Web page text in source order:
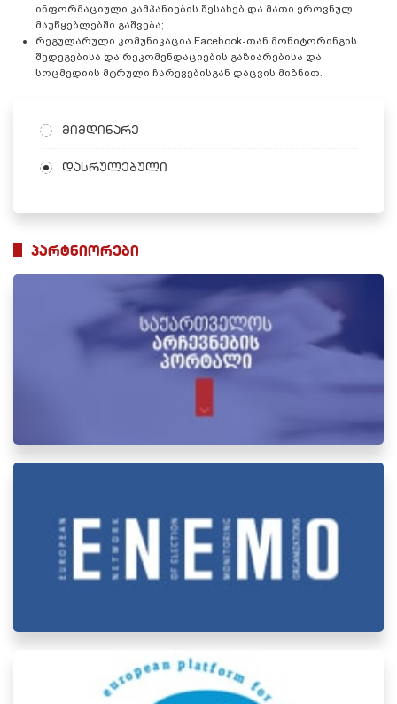
ინფორმაციული კამპანიების შესახებ და მათი ეროვნულ
მაუწყებლებში გაშვება;
რეგულარული კომუნიკაცია Facebook-თან მონიტორინგის
შედეგებისა და რეკომენდაციების გაზიარებისა და
სოცმედიის მტრული ჩარევებისგან დაცვის მიზნით.
მიმდინარე
დასრულებული
პარტნიორები